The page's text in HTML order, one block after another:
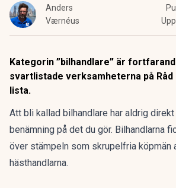
Anders
Værnéus
Kategorin ”bilhandlare” är
svartlistade verksamheterna på Råd
lista.
Att bli kallad bilhandlare har aldrig
benämning på det du gör. Bilhandlarna
över stämpeln som skrupelfria köpmän
hästhandlarna.